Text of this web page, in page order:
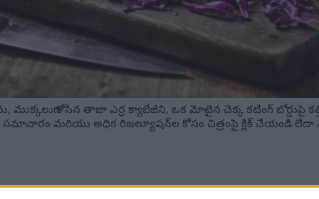
ముక్కలుగా కోసిన తాజా ఎర్ర క్యాబేజీని, ఒక మోటైన చెక్క కటింగ్ బోర్డుపై
మరియు అధిక రిజల్యూషన్‌ల కోసం చిత్రంపై క్లిక్ చేయండి లేదా